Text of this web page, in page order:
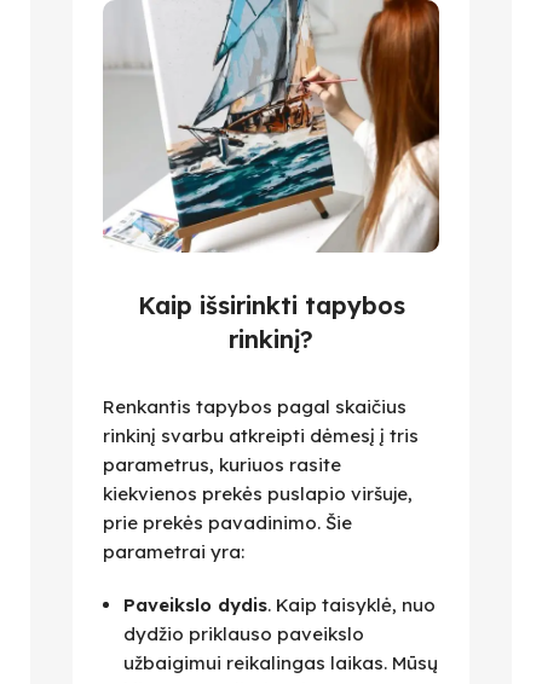
Kaip išsirinkti tapybos
rinkinį?
Renkantis tapybos pagal skaičius
rinkinį svarbu atkreipti dėmesį į tris
parametrus, kuriuos rasite
kiekvienos prekės puslapio viršuje,
prie prekės pavadinimo. Šie
parametrai yra:
Paveikslo dydis. Kaip taisyklė, nuo
dydžio priklauso paveikslo
užbaigimui reikalingas laikas. Mūsų